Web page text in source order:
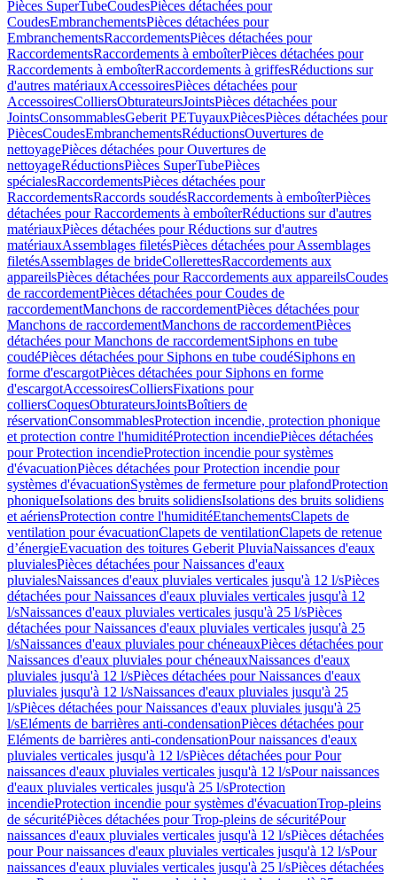
Pièces SuperTubeCoudesPièces détachées pour
CoudesEmbranchementsPièces détachées pour
EmbranchementsRaccordementsPièces détachées pour
RaccordementsRaccordements à emboîterPièces détachées pour
Raccordements à emboîterRaccordements à griffesRéductions sur
d'autres matériauxAccessoiresPièces détachées pour
AccessoiresColliersObturateursJointsPièces détachées pour
JointsConsommablesGeberit PETuyauxPiècesPièces détachées pour
PiècesCoudesEmbranchementsRéductionsOuvertures de
nettoyagePièces détachées pour Ouvertures de
nettoyageRéductionsPièces SuperTubePièces
spécialesRaccordementsPièces détachées pour
RaccordementsRaccords soudésRaccordements à emboîterPièces
détachées pour Raccordements à emboîterRéductions sur d'autres
matériauxPièces détachées pour Réductions sur d'autres
matériauxAssemblages filetésPièces détachées pour Assemblages
filetésAssemblages de brideCollerettesRaccordements aux
appareilsPièces détachées pour Raccordements aux appareilsCoudes
de raccordementPièces détachées pour Coudes de
raccordementManchons de raccordementPièces détachées pour
Manchons de raccordementManchons de raccordementPièces
détachées pour Manchons de raccordementSiphons en tube
coudéPièces détachées pour Siphons en tube coudéSiphons en
forme d'escargotPièces détachées pour Siphons en forme
d'escargotAccessoiresColliersFixations pour
colliersCoquesObturateursJointsBoîtiers de
réservationConsommablesProtection incendie, protection phonique
et protection contre l'humiditéProtection incendiePièces détachées
pour Protection incendieProtection incendie pour systèmes
d'évacuationPièces détachées pour Protection incendie pour
systèmes d'évacuationSystèmes de fermeture pour plafondProtection
phoniqueIsolations des bruits solidiensIsolations des bruits solidiens
et aériensProtection contre l'humiditéEtanchementsClapets de
ventilation pour évacuationClapets de ventilationClapets de retenue
d’énergieEvacuation des toitures Geberit PluviaNaissances d'eaux
pluvialesPièces détachées pour Naissances d'eaux
pluvialesNaissances d'eaux pluviales verticales jusqu'à 12 l/sPièces
détachées pour Naissances d'eaux pluviales verticales jusqu'à 12
l/sNaissances d'eaux pluviales verticales jusqu'à 25 l/sPièces
détachées pour Naissances d'eaux pluviales verticales jusqu'à 25
l/sNaissances d'eaux pluviales pour chéneauxPièces détachées pour
Naissances d'eaux pluviales pour chéneauxNaissances d'eaux
pluviales jusqu'à 12 l/sPièces détachées pour Naissances d'eaux
pluviales jusqu'à 12 l/sNaissances d'eaux pluviales jusqu'à 25
l/sPièces détachées pour Naissances d'eaux pluviales jusqu'à 25
l/sEléments de barrières anti-condensationPièces détachées pour
Eléments de barrières anti-condensationPour naissances d'eaux
pluviales verticales jusqu'à 12 l/sPièces détachées pour Pour
naissances d'eaux pluviales verticales jusqu'à 12 l/sPour naissances
d'eaux pluviales verticales jusqu'à 25 l/sProtection
incendieProtection incendie pour systèmes d'évacuationTrop-pleins
de sécuritéPièces détachées pour Trop-pleins de sécuritéPour
naissances d'eaux pluviales verticales jusqu'à 12 l/sPièces détachées
pour Pour naissances d'eaux pluviales verticales jusqu'à 12 l/sPour
naissances d'eaux pluviales verticales jusqu'à 25 l/sPièces détachées